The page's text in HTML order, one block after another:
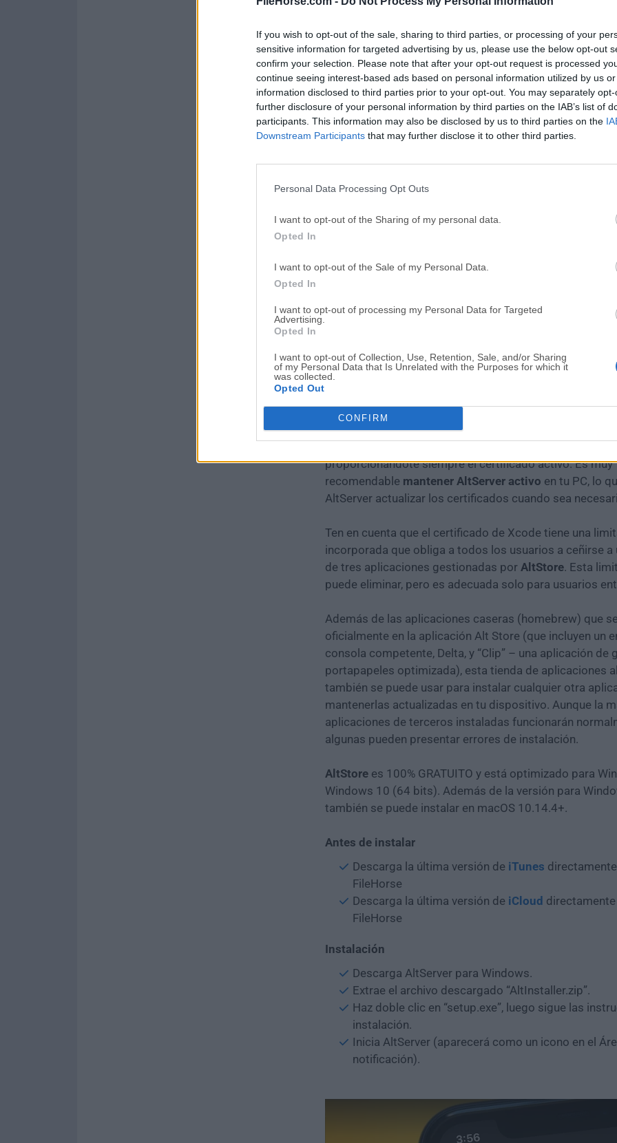
If you wish to opt-out of the sale, sharing to third parties, or processing of your
sensitive information for targeted advertising by us, please use the below opt-out
confirm your selection. Please note that after your opt-out request is processed
continue seeing interest-based ads based on personal information utilized by us
information disclosed to third parties prior to your opt-out. You may separately
further disclosure of your personal information by third parties on the IAB’s list of
participants. This information may also be disclosed by us to third parties on the
Downstream Participants that may further disclose it to other third parties.
Personal Data Processing Opt Outs
I want to opt-out of the Sharing of my personal data.
Opted In
I want to opt-out of the Sale of my Personal Data.
Opted In
I want to opt-out of processing my Personal Data for Targeted
Advertising.
Opted In
I want to opt-out of Collection, Use, Retention, Sale, and/or Sharing
of my Personal Data that Is Unrelated with the Purposes for which it
was collected.
Opted Out
CONFIRM
dispositivo y, lo más importante, la actualizará para que
ejecutarse correctamente en tu dispositivo.
Novedades
Soporte de instalación lateral ampliado: Ahora es
con aplicaciones con un límite de memoria de
aumentado
fuentes
: Se introdujo `altstore-
mejorar el enlazado profundo
limpia, icono clásico restaurado como
dinámicas y limitación de velocidad mejorada
enlaces profundos de aplicaciones
Para combatir el temido límite de tiempo de 7 días del
proporcionándote siempre el certificado activo. Es muy
recomendable mantener AltServer activo en tu PC, lo
AltServer actualizar los certificados cuando sea
Ten en cuenta que el certificado de Xcode tiene una
incorporada que obliga a todos los usuarios a ceñirse a
de tres aplicaciones gestionadas por AltStore. Esta
puede eliminar, pero es adecuada solo para usuarios
Además de las aplicaciones caseras (homebrew) que
oficialmente en la aplicación Alt Store (que incluyen un
consola competente, Delta, y “Clip” – una aplicación de
portapapeles optimizada), esta tienda de aplicaciones
también se puede usar para instalar cualquier otra
mantenerlas actualizadas en tu dispositivo. Aunque la
aplicaciones de terceros instaladas funcionarán
algunas pueden presentar errores de instalación.
AltStore es 100% GRATUITO y está optimizado para
Windows 10 (64 bits). Además de la versión para
también se puede instalar en macOS 10.14.4+.
Antes de instalar
Descarga la última versión de iTunes
FileHorse
Descarga la última versión de iCloud
FileHorse
Instalación
Descarga AltServer para Windows.
Extrae el archivo descargado “AltInstaller.zip”.
Haz doble clic en “setup.exe”, luego sigue las
instalación.
Inicia AltServer (aparecerá como un icono en el
notificación).